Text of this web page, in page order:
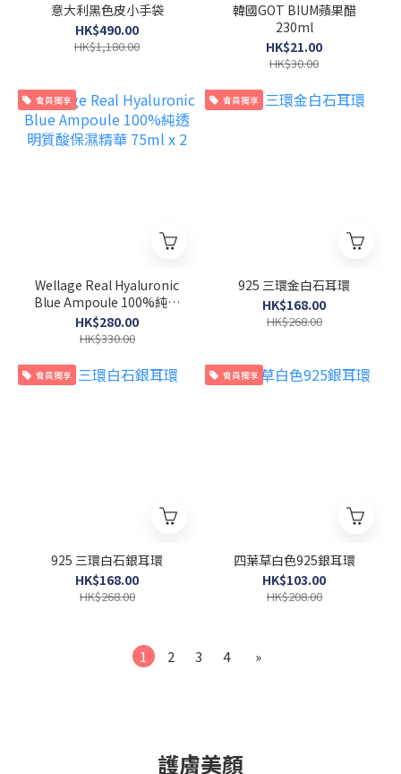
意大利黑色皮小手袋
HK$490.00
HK$1,180.00
韓國GOT BIUM蘋果醋
230ml
HK$21.00
HK$30.00
會員獨享
Wellage Real Hyaluronic
Blue Ampoule 100%純透
明質酸保濕精華 75ml x 2
HK$280.00
HK$330.00
會員獨享
925 三環金白石耳環
HK$168.00
HK$268.00
會員獨享
925 三環白石銀耳環
HK$168.00
HK$268.00
會員獨享
四葉草白色925銀耳環
HK$103.00
HK$208.00
1 2 3 4 »
護膚美顏